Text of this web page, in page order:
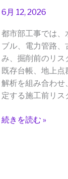
6月 12, 2026
都市部工事では、
ブル、電力管路、
み、掘削前のリス
既存台帳、地上
解析を組み合わせ
定する施工前リス
認”か
ら“AI
で
事
前
推
定”へ：
GPR・
点
群・
続きを読む »